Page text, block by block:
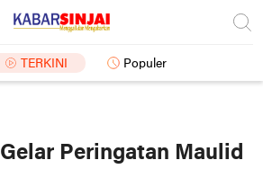
TERKINI Populer
Peringatan Maulid